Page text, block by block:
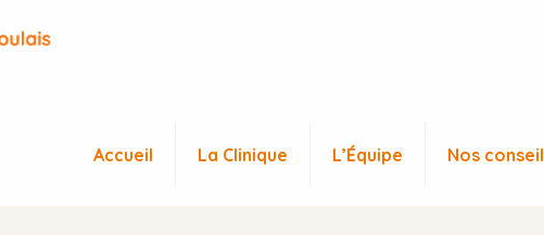
Accueil La Clinique L’Équipe Nos